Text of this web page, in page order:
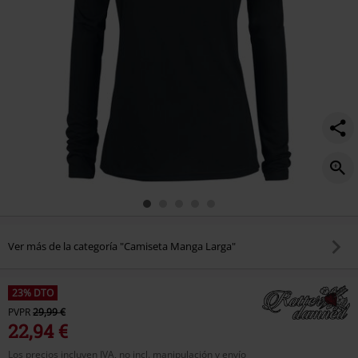
Ver más de la categoría "Camiseta Manga Larga"
23% DTO
PVPR29,99 €
22,94 €
Los precios incluyen IVA, no incl. manipulación y envío